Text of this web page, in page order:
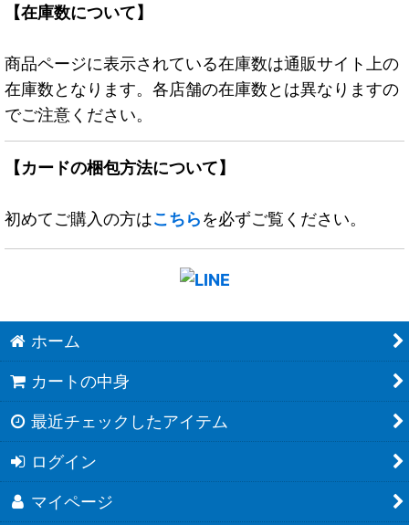
【在庫数について】
商品ページに表示されている在庫数は通販サイト上の
在庫数となります。各店舗の在庫数とは異なりますの
でご注意ください。
【カードの梱包方法について】
初めてご購入の方はこちらを必ずご覧ください。
ホーム
カートの中身
最近チェックしたアイテム
ログイン
マイページ